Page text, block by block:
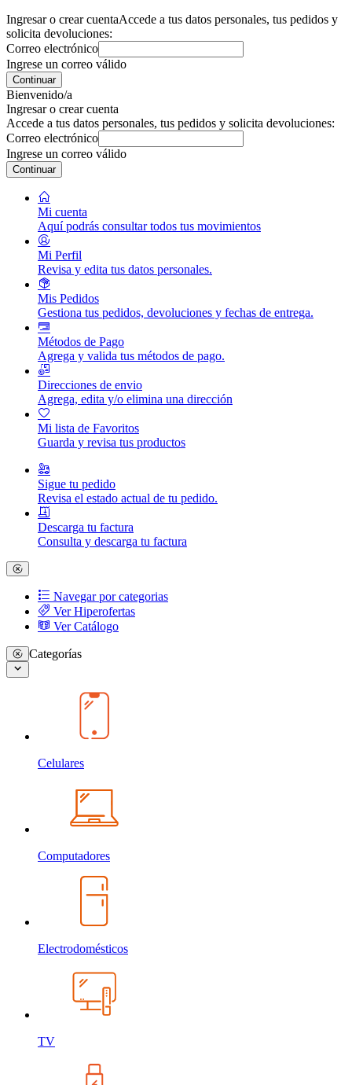
Ingresar o crear cuentaAccede a tus datos personales, tus pedidos y
solicita devoluciones:
Correo electrónico
Ingrese un correo válido
Continuar
Bienvenido/a
Ingresar o crear cuenta
Accede a tus datos personales, tus pedidos y solicita devoluciones:
Correo electrónico
Ingrese un correo válido
Continuar
Mi cuenta
Aquí podrás consultar todos tus movimientos
Mi Perfil
Revisa y edita tus datos personales.
Mis Pedidos
Gestiona tus pedidos, devoluciones y fechas de entrega.
Métodos de Pago
Agrega y valida tus métodos de pago.
Direcciones de envio
Agrega, edita y/o elimina una dirección
Mi lista de Favoritos
Guarda y revisa tus productos
Sigue tu pedido
Revisa el estado actual de tu pedido.
Descarga tu factura
Consulta y descarga tu factura
Navegar por categorias
Ver Hiperofertas
Ver Catálogo
Categorías
Celulares
Computadores
Electrodomésticos
TV